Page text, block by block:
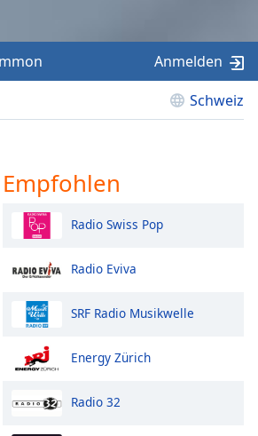
Schweiz
Anmelden
Empfohlen
Radio Swiss Pop
Radio Eviva
SRF Radio Musikwelle
Energy Zürich
Radio 32